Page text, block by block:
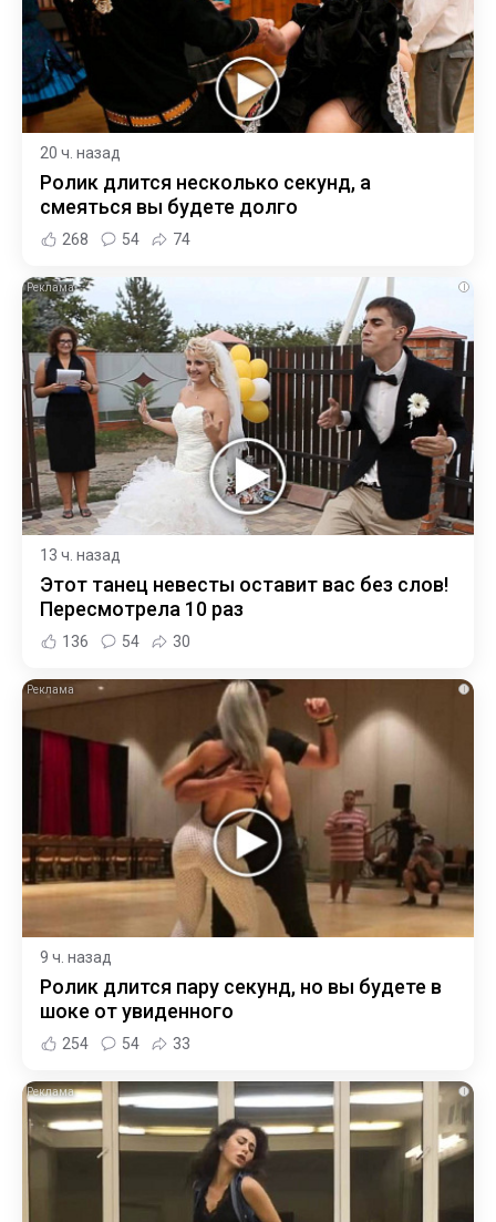
20 ч. назад
Ролик длится несколько секунд, а
смеяться вы будете долго
268 54 74
i
13 ч. назад
Этот танец невесты оставит вас без слов!
Пересмотрела 10 раз
136 54 30
i
9 ч. назад
Ролик длится пару секунд, но вы будете в
шоке от увиденного
254 54 33
i